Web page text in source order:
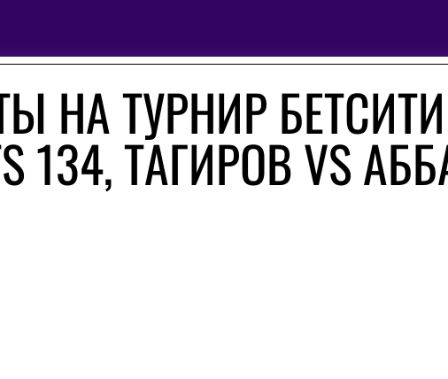
НА ТУРНИР БЕТСИТИ
134, ТАГИРОВ VS